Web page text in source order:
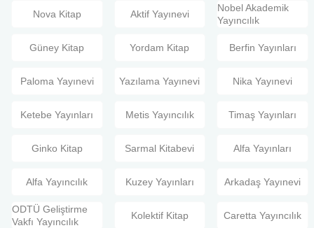
Nova Kitap Aktif Yayınevi
Nobel Akademik
Yayıncılık
Güney Kitap Yordam Kitap Berfin Yayınları
Paloma Yayınevi Yazılama Yayınevi Nika Yayınevi
Ketebe Yayınları Metis Yayıncılık Timaş Yayınları
Ginko Kitap Sarmal Kitabevi Alfa Yayınları
Alfa Yayıncılık Kuzey Yayınları Arkadaş Yayınevi
ODTÜ Geliştirme
Vakfı Yayıncılık
Kolektif Kitap Caretta Yayıncılık